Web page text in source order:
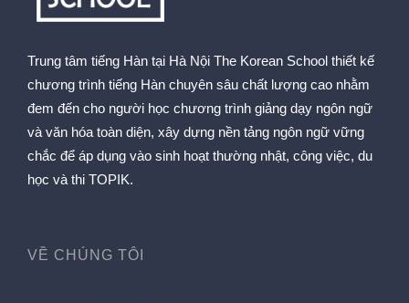
Trung tâm tiếng Hàn tại Hà Nội The Korean School thiết kế
chương trình tiếng Hàn chuyên sâu chất lượng cao nhằm
đem đến cho người học chương trình giảng dạy ngôn ngữ
và văn hóa toàn diện, xây dựng nền tảng ngôn ngữ vững
chắc để áp dụng vào sinh hoạt thường nhật, công việc, du
học và thi TOPIK.
VỀ CHÚNG TÔI